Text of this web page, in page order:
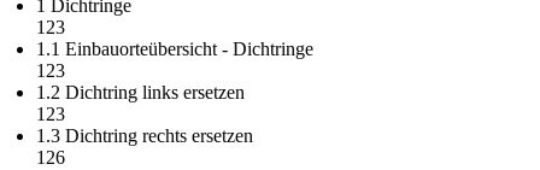
1 Dichtringe
123
1.1 Einbauorteübersicht - Dichtringe
123
1.2 Dichtring links ersetzen
123
1.3 Dichtring rechts ersetzen
126